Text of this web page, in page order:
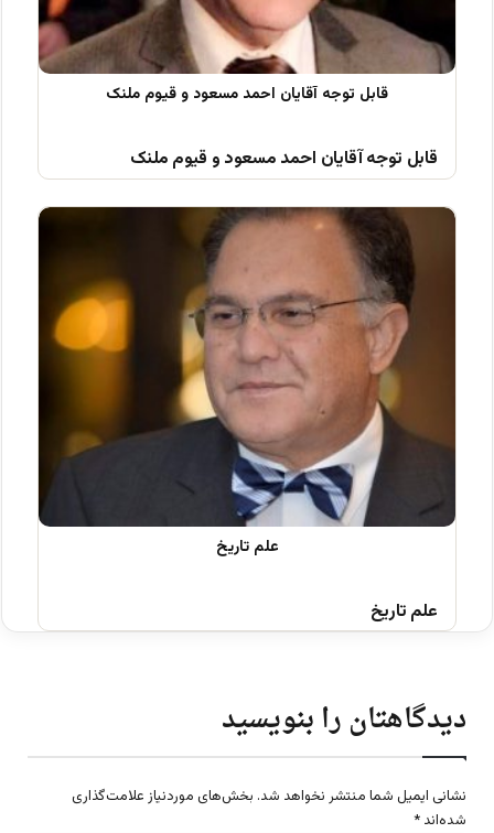
قابل توجه آقایان احمد مسعود و قیوم ملنک
علم تاریخ
دیدگاهتان را بنویسید
نشانی ایمیل شما منتشر نخواهد شد. بخش‌های موردنیاز علامت‌گذاری
شده‌اند *